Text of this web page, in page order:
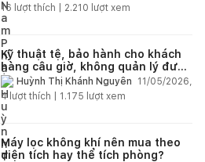
16 lượt thích | 2.210 lượt xem
Kỹ thuật tệ, bảo hành cho khách
hàng câu giờ, không quản lý được
nhân viên xây dựng của mình,
điện nhẹ, điện nước, tường quá
kém. Luôn đổ lỗi cho nhân viên.
Bảo hành quá tệ, tôi phải đợi rất
lâu mới dc bảo hành, liên hệ để
được bảo hành thì bơ khách
Huỳnh Thị Khánh Nguyên
11/05/2026,
4lượt thích | 1.175 lượt xem
Máy lọc không khí nên mua theo
diện tích hay thể tích phòng?